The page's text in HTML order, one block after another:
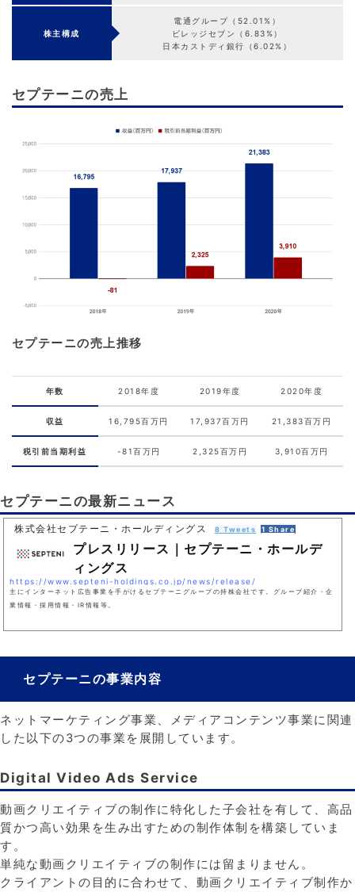
株主構成
電通グループ（52.01%）
ビレッジセブン（6.83%）
日本カストディ銀行（6.02%）
セプテーニの売上
セプテーニの売上推移
年数 2018年度 2019年度 2020年度
収益 16,795百万円 17,937百万円 21,383百万円
税引前当期利益 -81百万円 2,325百万円 3,910百万円
セプテーニの最新ニュース
株式会社セプテーニ・ホールディングス 8 Tweets 1 Share
プレスリリース｜セプテーニ・ホールデ
ィングス
https://www.septeni-holdings.co.jp/news/release/
主にインターネット広告事業を手がけるセプテーニグループの持株会社です。グループ紹介・企
業情報・採用情報・IR情報等。
セプテーニの事業内容
ネットマーケティング事業、メディアコンテンツ事業に関連
した以下の3つの事業を展開しています。
Digital Video Ads Service
動画クリエイティブの制作に特化した子会社を有して、高品
質かつ高い効果を生み出すための制作体制を構築していま
す。
単純な動画クリエイティブの制作には留まりません。
クライアントの目的に合わせて、動画クリエイティブ制作か